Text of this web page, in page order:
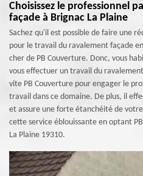
Choisissez le professionnel
façade à Brignac La Plaine
Sachez qu'il est possible de faire une
pour le travail du ravalement façade
cher de PB Couverture. Donc, vous
vous effectuer un travail du
vite PB Couverture pour engager le
travail dans ce domaine. De plus, il
et assure une forte étanchéité de
cette service éblouissante en optant
La Plaine 19310.